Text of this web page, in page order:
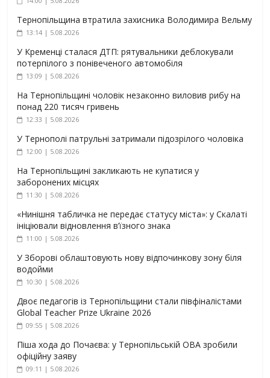
Тернопільщина втратила захисника Володимира Вельму
13:14 | 5.08.2026
У Кременці сталася ДТП: рятувальники деблокували
потерпілого з понівеченого автомобіля
13:09 | 5.08.2026
На Тернопільщині чоловік незаконно виловив рибу на
понад 220 тисяч гривень
12:33 | 5.08.2026
У Тернополі патрульні затримали підозрілого чоловіка
12:00 | 5.08.2026
На Тернопільщині закликають не купатися у
заборонених місцях
11:30 | 5.08.2026
«Нинішня табличка не передає статусу міста»: у Скалаті
ініціювали відновлення в’їзного знака
11:00 | 5.08.2026
У Зборові облаштовують нову відпочинкову зону біля
водойми
10:30 | 5.08.2026
Двоє педагогів із Тернопільщини стали півфіналістами
Global Teacher Prize Ukraine 2026
09:55 | 5.08.2026
Піша хода до Почаєва: у Тернопільській ОВА зробили
офіційну заяву
09:11 | 5.08.2026